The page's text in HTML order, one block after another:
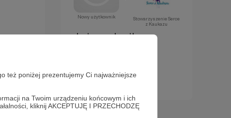
też poniżej prezentujemy Ci najważniejsze
na Twoim urządzeniu końcowym i ich
kliknij AKCEPTUJĘ I PRZECHODZĘ
Nowy użytkownik
Stowarzyszenie Serce
z Kaukazu
Już za chwilę